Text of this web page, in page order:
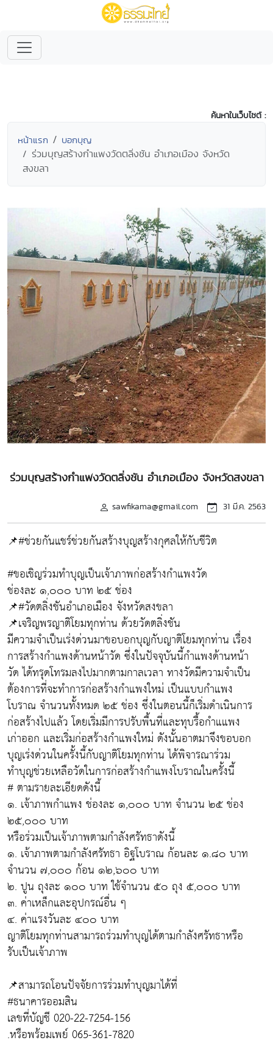
ค้นหาในเว็บไซต์ :
หน้าแรก บอกบุญ
ร่วมบุญสร้างกำแพงวัดตลิ่งชัน อำเภอเมือง จังหวัด
สงขลา
ร่วมบุญสร้างกำแพงวัดตลิ่งชัน อำเภอเมือง จังหวัดสงขลา
sawfikama@gmail.com 31 มี.ค. 2563
📌#ช่วยกันแชร์ช่วยกันสร้างบุญสร้างกุศลให้กับชีวิต
#ขอเชิญร่วมทำบุญเป็นเจ้าภาพก่อสร้างกำแพงวัด
ช่องละ ๑,๐๐๐ บาท ๒๕ ช่อง
📌#วัดตลิ่งชันอำเภอเมือง จังหวัดสงขลา
📌เจริญพรญาติโยมทุกท่าน ด้วยวัดตลิ่งชัน
มีความจำเป็นเร่งด่วนมาขอบอกบุญกับญาติโยมทุกท่าน เรื่อง
การสร้างกำแพงด้านหน้าวัด ซึ่งในปัจจุบันนี้กำแพงด้านหน้า
วัด ได้ทรุดโทรมลงไปมากตามกาลเวลา ทางวัดมีความจำเป็น
ต้องการที่จะทำการก่อสร้างกำแพงใหม่ เป็นแบบกำแพง
โบราณ จำนวนทั้งหมด ๒๕ ช่อง ซึ่งในตอนนี้ก็เริ่มดำเนินการ
ก่อสร้างไปแล้ว โดยเริ่มมีการปรับพื้นที่และทุบรื้อกำแแพง
เก่าออก และเริ่มก่อสร้างกำแพงใหม่ ดังนั้นอาตมาจึงขอบอก
บุญเร่งด่วนในครั้งนี้กับญาติโยมทุกท่าน ได้พิจารณาร่วม
ทำบุญช่วยเหลือวัดในการก่อสร้างกำแพงโบราณในครั้งนี้
# ตามรายละเอียดดังนี้
๑. เจ้าภาพกำแพง ช่องละ ๑,๐๐๐ บาท จำนวน ๒๕ ช่อง
๒๕,๐๐๐ บาท
หรือร่วมเป็นเจ้าภาพตามกำลังศรัทธาดังนี้
๑. เจ้าภาพตามกำลังศรัทธา อิฐโบราณ ก้อนละ ๑.๘๐ บาท
จำนวน ๗,๐๐๐ ก้อน ๑๒,๖๐๐ บาท
๒. ปูน ถุงละ ๑๐๐ บาท ใช้จำนวน ๕๐ ถุง ๕,๐๐๐ บาท
๓. ค่าเหล็กและอุปกรณ์อื่น ๆ
๔. ค่าแรงวันละ ๔๐๐ บาท
ญาติโยมทุกท่านสามารถร่วมทำบุญได้ตามกำลังศรัทธาหรือ
รับเป็นเจ้าภาพ
📌สามารถโอนปัจจัยการร่วมทำบุญมาได้ที่
#ธนาคารออมสิน
เลขที่บัญชี 020-22-7254-156
.หรือพร้อมเพย์ 065-361-7820